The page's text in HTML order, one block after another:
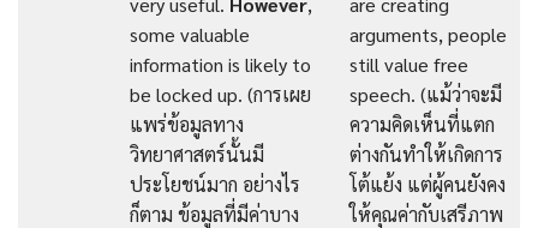
some valuable
information is likely to
be locked up. (การเผย
แพร่ข้อมูลทาง
วิทยาศาสตร์นั้นมี
ประโยชน์มาก อย่างไร
ก็ตาม ข้อมูลที่มีค่าบาง
arguments, people
still value free
speech. (แม้ว่าจะมี
ความคิดเห็นที่แตก
ต่างกันทำให้เกิดการ
โต้แย้ง แต่ผู้คนยังคง
ให้คุณค่ากับเสรีภาพ